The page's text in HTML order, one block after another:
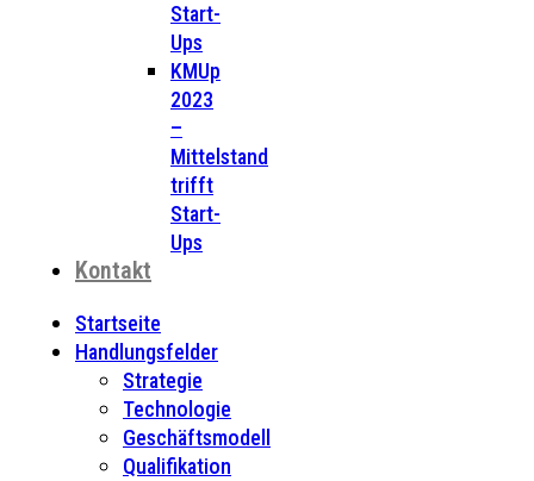
Start-
Ups
KMUp
2023
–
Mittelstand
trifft
Start-
Ups
Kontakt
Startseite
Handlungsfelder
Strategie
Technologie
Geschäftsmodell
Qualifikation